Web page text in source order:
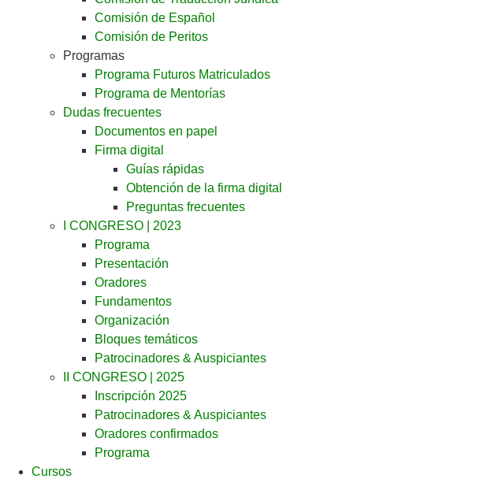
Comisión de Español
Comisión de Peritos
Programas
Programa Futuros Matriculados
Programa de Mentorías
Dudas frecuentes
Documentos en papel
Firma digital
Guías rápidas
Obtención de la firma digital
Preguntas frecuentes
I CONGRESO | 2023
Programa
Presentación
Oradores
Fundamentos
Organización
Bloques temáticos
Patrocinadores & Auspiciantes
II CONGRESO | 2025
Inscripción 2025
Patrocinadores & Auspiciantes
Oradores confirmados
Programa
Cursos